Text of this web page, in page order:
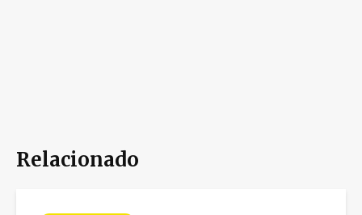
Relacionado